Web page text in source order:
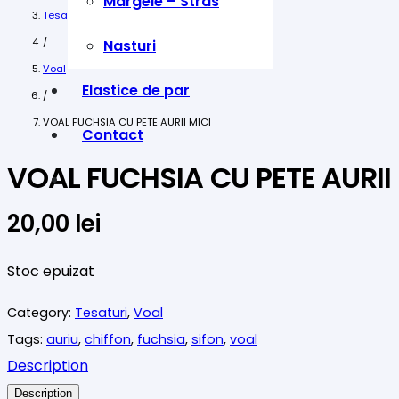
Nasturi
Elastice de par
Contact
Tesaturi
/
Voal
/
VOAL FUCHSIA CU PETE AURII MICI
VOAL FUCHSIA CU PETE
20,00 lei
Stoc epuizat
Category: Tesaturi, Voal
Tags: auriu, chiffon, fuchsia, sifon, voal
Description
Description